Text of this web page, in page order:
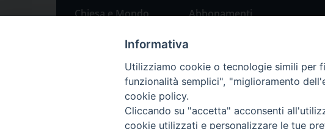
Chiesa e Mondo
Natale 2023: presepi
Abbonamenti
Informativa
Utilizziamo cookie o tecnologie simili per
funzionalità semplici", "miglioramento
cookie policy.
Cliccando su "accetta" acconsenti
cookie utilizzati e personalizzare le tue